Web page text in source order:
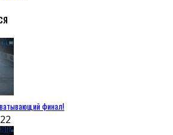
финал!